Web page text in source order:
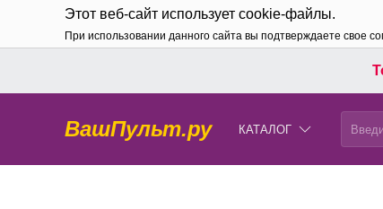
Этот веб-сайт использует cookie-файлы.
При использовании данного сайта вы подтверждаете свое
ВашПульт.ру КАТАЛОГ